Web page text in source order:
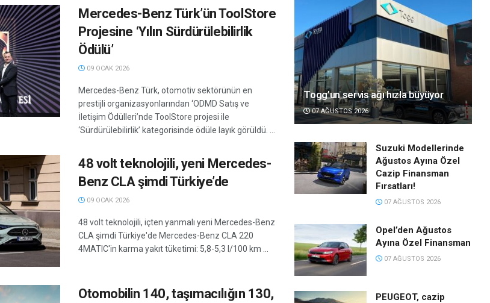
Mercedes-Benz Türk’ün ToolStore
Projesine ‘Yılın Sürdürülebilirlik
Ödülü’
09 OCAK 2026
Mercedes-Benz Türk, otomotiv sektörünün en
prestijli organizasyonlarından ‘ODMD Satış ve
İletişim Ödülleri’nde ToolStore projesi ile
‘Sürdürülebilirlik’ kategorisinde ödüle layık görüldü. ...
48 volt teknolojili, yeni Mercedes-
Benz CLA şimdi Türkiye’de
09 OCAK 2026
48 volt teknolojili, içten yanmalı yeni Mercedes-Benz
CLA şimdi Türkiye'de Mercedes-Benz CLA 220
4MATIC'in karma yakıt tüketimi: 5,8-5,3 l/100 km ...
Otomobilin 140, taşımacılığın 130,
Togg’un servis ağı hızla büyüyor
07 AĞUSTOS 2026
Suzuki Modellerinde
Ağustos Ayına Özel
Cazip Finansman
Fırsatları!
07 AĞUSTOS 2026
Opel’den Ağustos
Ayına Özel Finansman
07 AĞUSTOS 2026
PEUGEOT, cazip